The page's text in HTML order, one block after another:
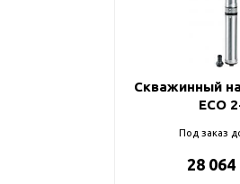
Скважинный
ECO
Под заказ
28 064